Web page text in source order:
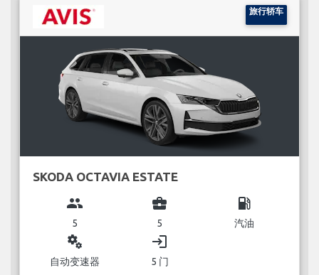
旅行轿车
SKODA OCTAVIA ESTATE
group
5
business_center
5
local_gas_station
汽油
miscellaneous_services
自动变速器
login
5 门